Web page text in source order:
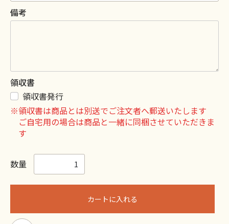
備考
領収書
領収書発行
※領収書は商品とは別送でご注文者へ郵送いたします
ご自宅用の場合は商品と一緒に同梱させていただきま
す
数量
カートに入れる